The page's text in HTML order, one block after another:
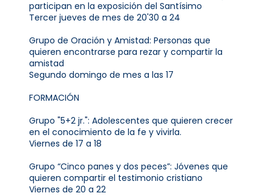
participan en la exposición del Santísimo
Tercer jueves de mes de 20'30 a 24
Grupo de Oración y Amistad: Personas que
quieren encontrarse para rezar y compartir la
amistad
Segundo domingo de mes a las 17
FORMACIÓN
Grupo "5+2 jr.": Adolescentes que quieren crecer
en el conocimiento de la fe y vivirla.
Viernes de 17 a 18
Grupo “Cinco panes y dos peces”: Jóvenes que
quieren compartir el testimonio cristiano
Viernes de 20 a 22